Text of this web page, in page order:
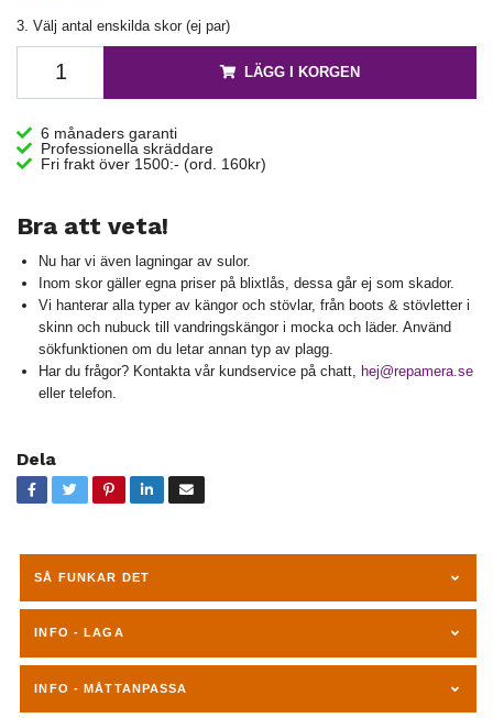
3. Välj antal enskilda skor (ej par)
LÄGG I KORGEN
6 månaders garanti
Professionella skräddare
Fri frakt över 1500:- (ord. 160kr)
Bra att veta!
Nu har vi även lagningar av sulor.
Inom skor gäller egna priser på blixtlås, dessa går ej som skador.
Vi hanterar alla typer av kängor och stövlar, från boots & stövletter i
skinn och nubuck till vandringskängor i mocka och läder. Använd
sökfunktionen om du letar annan typ av plagg.
Har du frågor? Kontakta vår kundservice på chatt,
hej@repamera.se
eller telefon.
Dela
SÅ FUNKAR DET
INFO - LAGA
INFO - MÅTTANPASSA